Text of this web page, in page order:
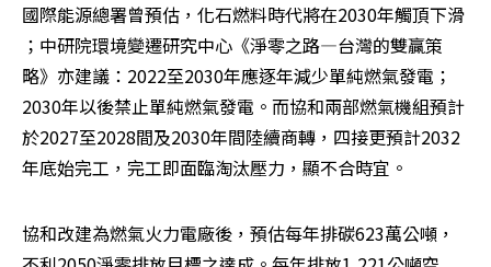
國際能源總署曾預估，化石燃料時代將在2030年觸頂下滑
；中研院環境變遷研究中心《淨零之路—台灣的雙贏策
略》亦建議：2022至2030年應逐年減少單純燃氣發電；
2030年以後禁止單純燃氣發電。而協和兩部燃氣機組預計
於2027至2028間及2030年間陸續商轉，四接更預計2032
年底始完工，完工即面臨淘汰壓力，顯不合時宜。
協和改建為燃氣火力電廠後，預估每年排碳623萬公噸，